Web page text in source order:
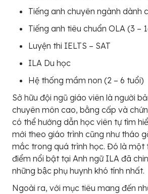
Tiếng anh chuyên ngành dành
Tiếng anh tiêu chuẩn OLA (3 –
Luyện thi IELTS – SAT
ILA Du học
Hệ thống mầm non (2 – 6 tuổi)
Sở hữu đội ngũ giáo viên là người
chuyên môn cao, bằng cấp và
có thể hướng dẫn học viên tự tìm
mới theo giáo trình cũng như tháo
mắc trong quá trình học. Đó là một
điểm nổi bật tại Anh ngữ ILA đã
những bậc phụ huynh khó tính nhất.
Ngoài ra, với mục tiêu mang đến